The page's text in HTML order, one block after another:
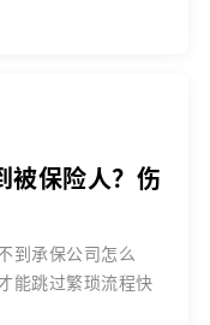
被保险人？伤
到承保公司怎么
能跳过繁琐流程快